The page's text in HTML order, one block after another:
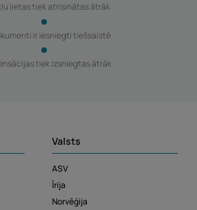
lietas tiek atrisinātas ātrāk
ir iesniegti tiešsaistē
tiek izsniegtas ātrāk
Valsts
ASV
Īrija
Norvēģija